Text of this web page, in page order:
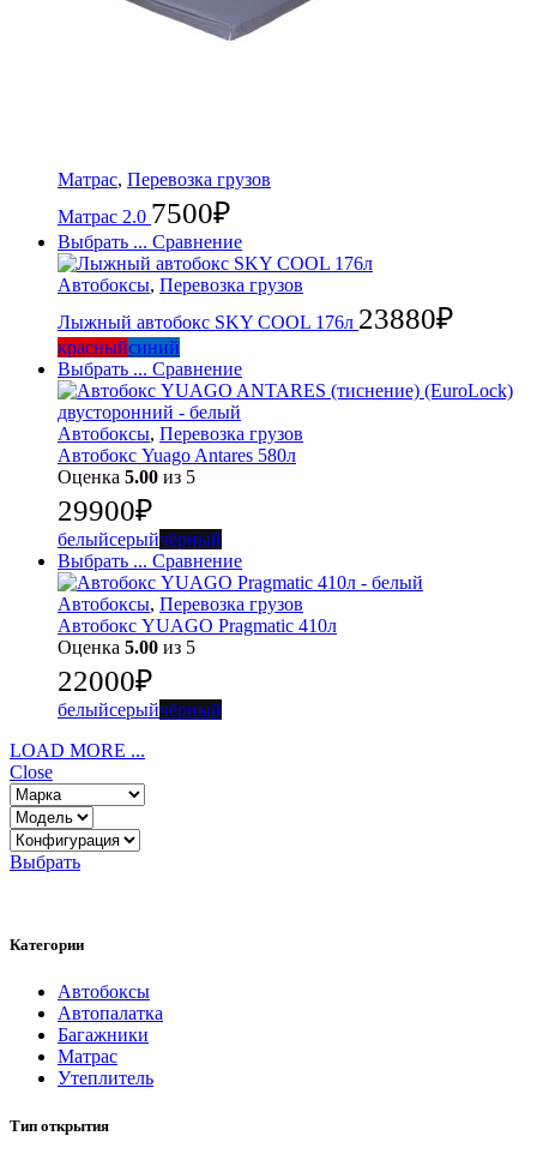
Матрас, Перевозка грузов
Матрас 2.0 7500₽
Выбрать ... Сравнение
Автобоксы, Перевозка грузов
Лыжный автобокс SKY COOL 176л 23880₽
красныйсиний
Выбрать ... Сравнение
Автобоксы, Перевозка грузов
Автобокс Yuago Antares 580л
Оценка 5.00 из 5
29900₽
белыйсерыйчёрный
Выбрать ... Сравнение
Автобоксы, Перевозка грузов
Автобокс YUAGO Pragmatic 410л
Оценка 5.00 из 5
22000₽
белыйсерыйчёрный
LOAD MORE ...
Close
Выбрать
Категории
Автобоксы
Автопалатка
Багажники
Матрас
Утеплитель
Тип открытия